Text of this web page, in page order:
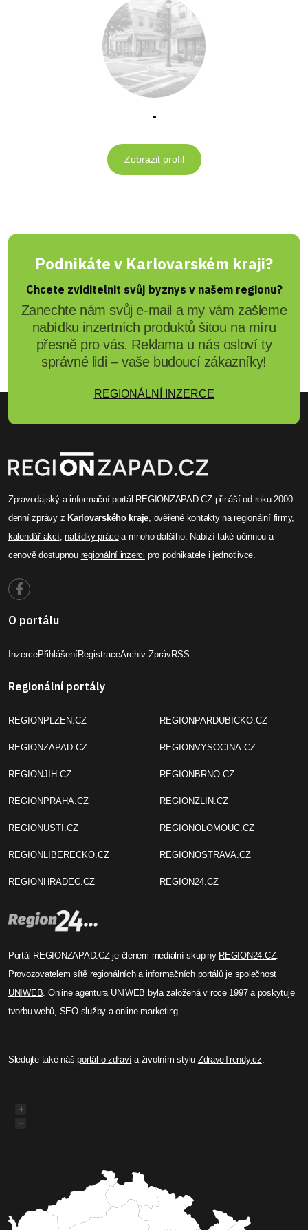
-
Zobrazit profil
Podnikáte v Karlovarském kraji?
Chcete zviditelnit svůj byznys v našem regionu?
Zanechte nám svůj e-mail a my vám zašleme
nabídku inzertních produktů šitou na míru
přesně pro vás. Reklama u nás osloví ty
správné lidi – vaše budoucí zákazníky!
REGIONÁLNÍ INZERCE
Zpravodajský a informační portál REGIONZAPAD.CZ přináší od roku 2000
denní zprávyz Karlovarského kraje, ověřené kontakty na regionální firmy,
kalendář akcí,nabídky prácea mnoho dalšího. Nabízí také účinnou a
cenově dostupnou regionální inzerci pro podnikatele i jednotlivce.
O portálu
InzercePřihlášeníRegistraceArchiv ZprávRSS
Regionální portály
REGIONPLZEN.CZ
REGIONZAPAD.CZ
REGIONJIH.CZ
REGIONPRAHA.CZ
REGIONUSTI.CZ
REGIONLIBERECKO.CZ
REGIONHRADEC.CZ
REGIONPARDUBICKO.CZ
REGIONVYSOCINA.CZ
REGIONBRNO.CZ
REGIONZLIN.CZ
REGIONOLOMOUC.CZ
REGIONOSTRAVA.CZ
REGION24.CZ
Portál REGIONZAPAD.CZ je členem mediální skupiny REGION24.CZ.
Provozovatelem sítě regionálních a informačních portálů je společnost
UNIWEB. Online agentura UNIWEB byla založená v roce 1997 a poskytuje
tvorbu webů, SEO služby a online marketing.
Sledujte také nášportál o zdravía životním stylu ZdraveTrendy.cz.
+
−